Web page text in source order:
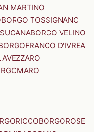
MARTINO
BORGO TOSSIGNANO
BORGO VELINO
D'IVREA
BORGOROSE